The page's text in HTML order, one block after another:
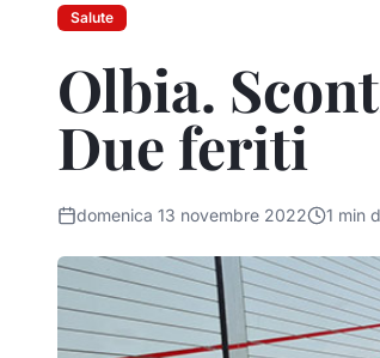
Salute
Olbia.
Due feriti
domenica 13 novembre 2022 1 min